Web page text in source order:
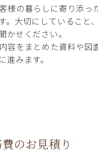
様の暮らしに寄り添っ
。大切にしていること
かせください。
容をまとめた資料や図
みます。
のお見積り